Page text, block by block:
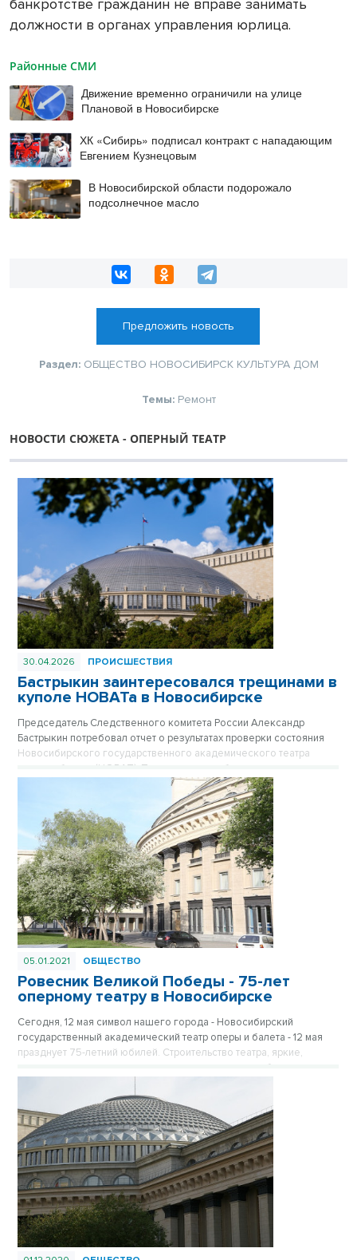
банкротстве гражданин не вправе занимать
должности в органах управления юрлица.
Районные СМИ
Движение временно ограничили на улице
Плановой в Новосибирске
ХК «Сибирь» подписал контракт с нападающим
Евгением Кузнецовым
В Новосибирской области подорожало
подсолнечное масло
Предложить новость
Раздел: ОБЩЕСТВО НОВОСИБИРСК КУЛЬТУРА ДОМ
Темы: Ремонт
НОВОСТИ СЮЖЕТА - ОПЕРНЫЙ ТЕАТР
30.04.2026 ПРОИСШЕСТВИЯ
Бастрыкин заинтересовался трещинами в
куполе НОВАТа в Новосибирске
Председатель Следственного комитета России Александр
Бастрыкин потребовал отчет о результатах проверки состояния
Новосибирского государственного академического театра
оперы и балета (НОВАТ). Поводом стали обращения
общественников и публикации в СМИ о критическом состоянии
объекта культурного наследия федерального значения, включая
появление трещин в его знаменитом куполе.
05.01.2021 ОБЩЕСТВО
Ровесник Великой Победы - 75-лет
оперному театру в Новосибирске
Сегодня, 12 мая символ нашего города - Новосибирский
государственный академический театр оперы и балета - 12 мая
празднует 75-летний юбилей. Строительство театра, яркие,
дерзкие идеи архитекторов, репрессированные рабочие и
жизни театра отражена вся история нашей страны, история
Новосибирска. Публикуется повторно в рубрике «Лучшие
материалы VN.RU 2020».